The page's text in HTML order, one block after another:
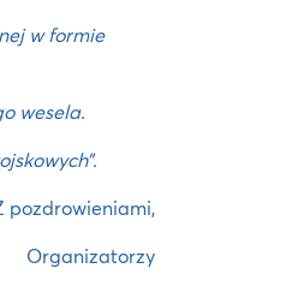
w formie
wesela.
pozdrowieniami,
Organizatorzy